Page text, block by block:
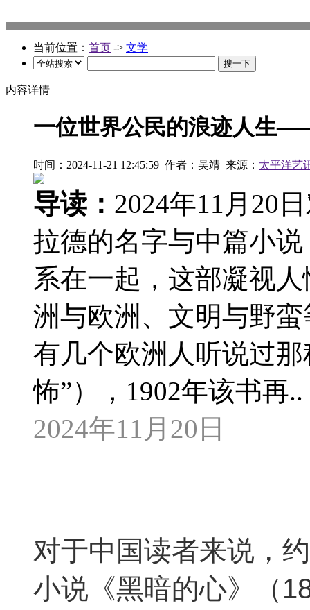
当前位置： 首页 -> 文学
内容详情
一位世界公民的浪迹人生
时间：2024-11-21 12:45:59 作者：吴靖 来源： 太平洋艺
导读： 2024年11月20
拉德的名字与中篇小
系在一起，这部凝视
洲与欧洲、文明与野
有几个欧洲人听说过
怖”），1902年该书再..
2024年11月20日
对于中国读者来说，
小说《黑暗的心》（